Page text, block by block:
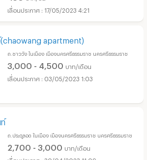
17/05/2023 4:21
apartment)
ถ.ชาววัง ในเมือง เมืองนครศรีธรรมราช นครศรีธรรมราช
3,000 - 4,500 บาท/เดือน
03/05/2023 1:03
ถ.ประตูลอด ในเมือง เมืองนครศรีธรรมราช นครศรีธรรมราช
2,700 - 3,000 บาท/เดือน